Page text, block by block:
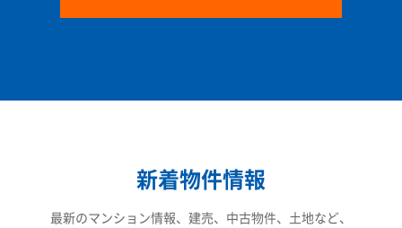
新着物件情報
最新のマンション情報、建売、中古物件、土地など、